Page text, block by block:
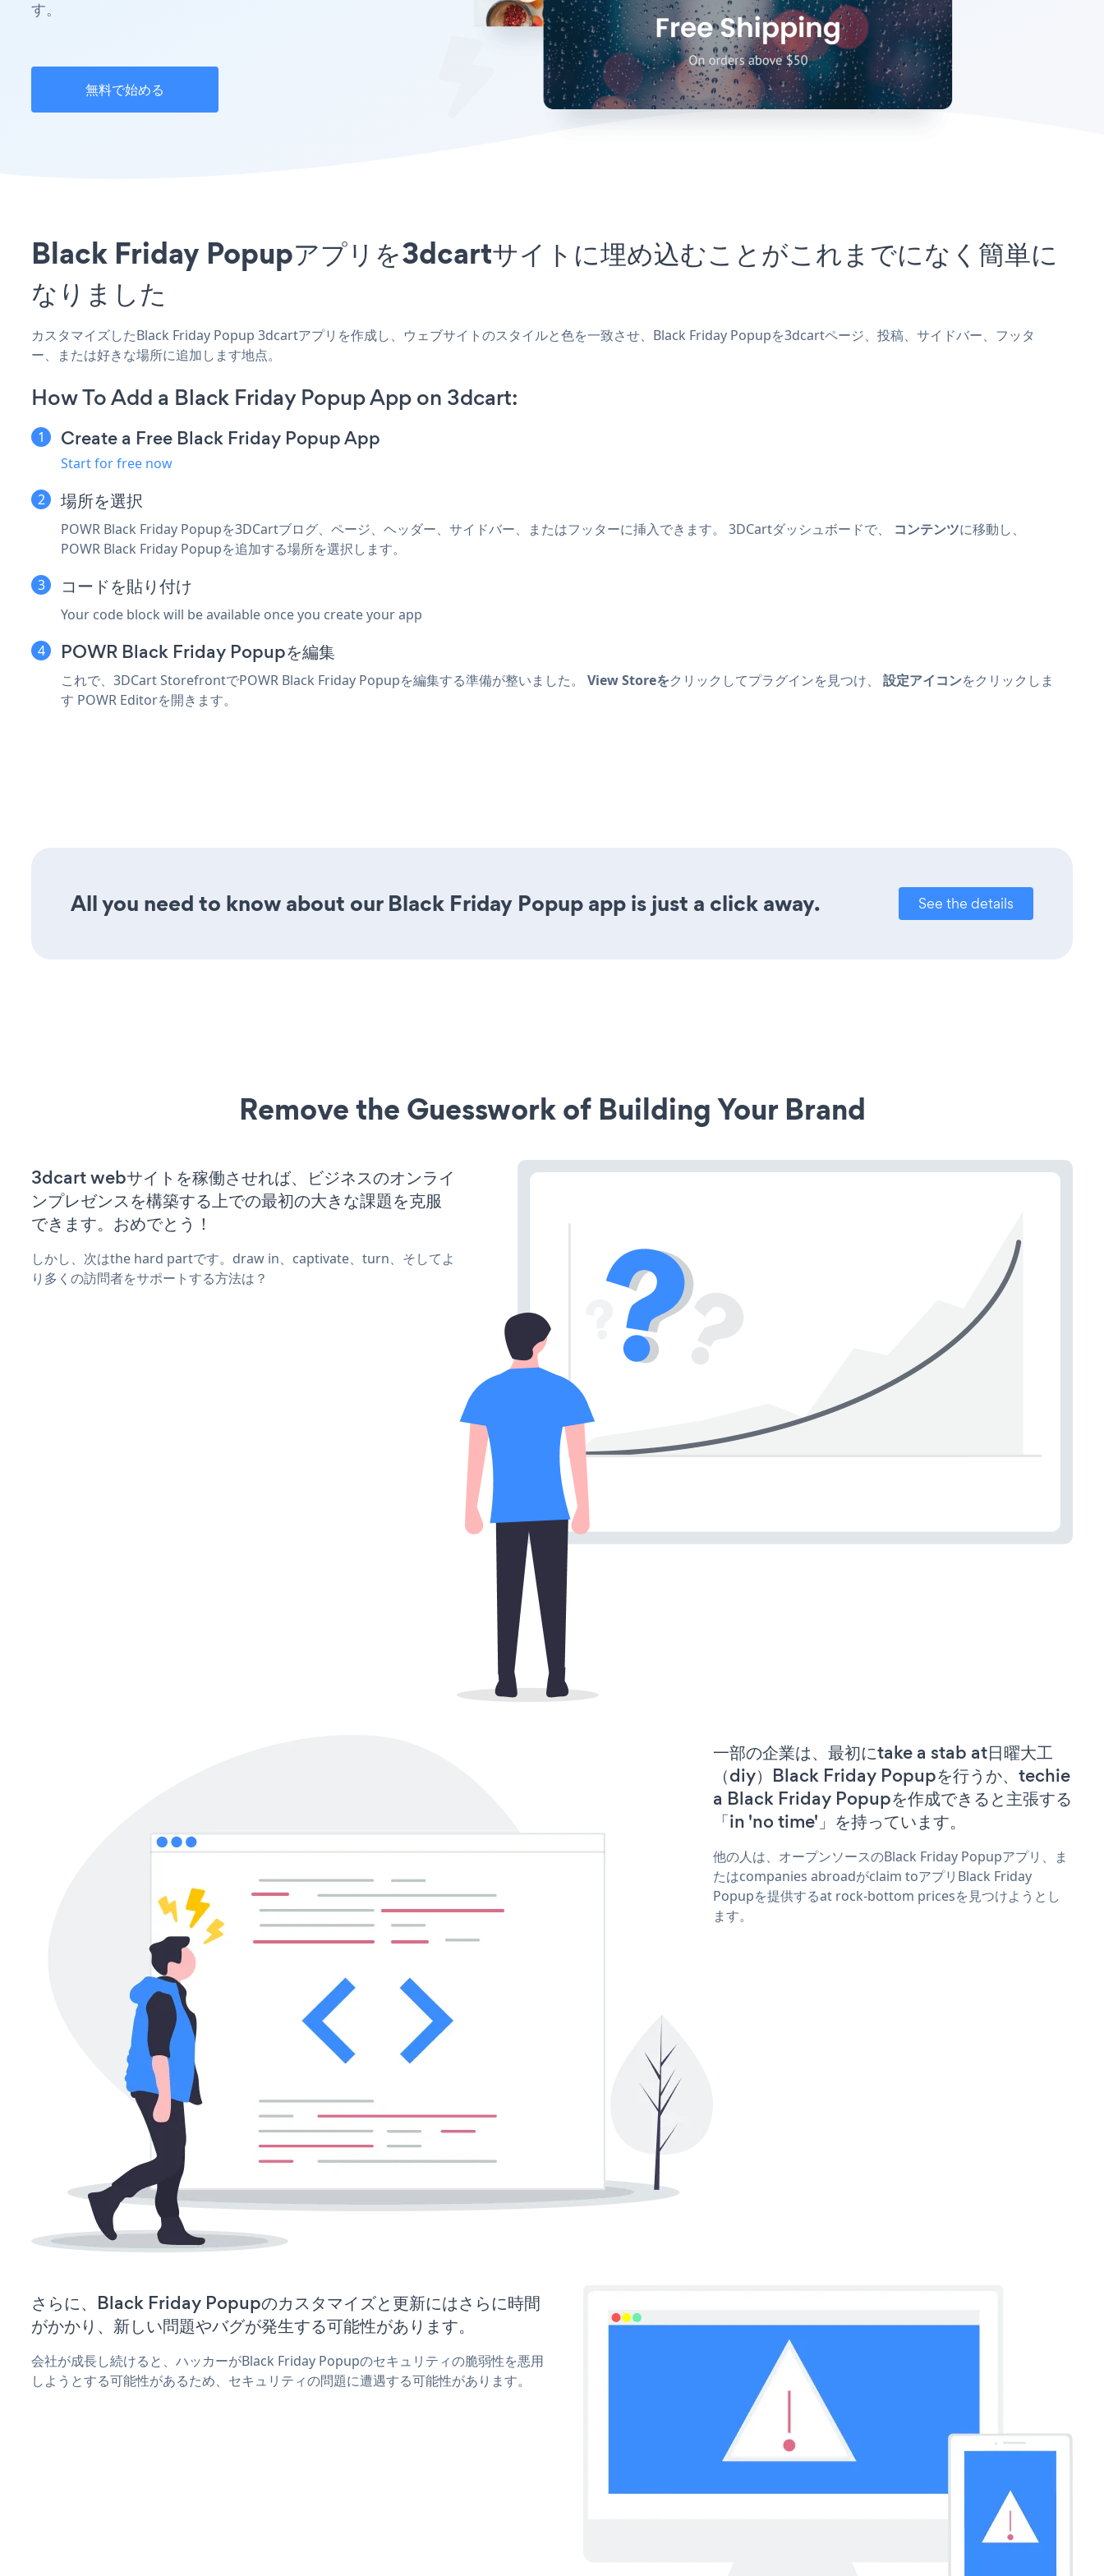
す。
無料で始める
Black Friday Popupアプリを3dcartサイトに埋め込むことがこれまでになく簡単に
なりました
カスタマイズしたBlack Friday Popup 3dcartアプリを作成し、ウェブサイトのスタイルと色を一致させ、Black Friday Popupを3dcartページ、投稿、サイドバー、フッタ
ー、または好きな場所に追加します地点。
How To Add a Black Friday Popup App on 3dcart:
Create a Free Black Friday Popup App
Start for free now
場所を選択
POWR Black Friday Popupを3DCartブログ、ページ、ヘッダー、サイドバー、またはフッターに挿入できます。 3DCartダッシュボードで、 コンテンツに移動し、
POWR Black Friday Popupを追加する場所を選択します。
コードを貼り付け
Your code block will be available once you create your app
POWR Black Friday Popupを編集
これで、3DCart StorefrontでPOWR Black Friday Popupを編集する準備が整いました。 View Storeをクリックしてプラグインを見つけ、 設定アイコンをクリックしま
す POWR Editorを開きます。
All you need to know about our Black Friday Popup app is just a click away. See the details
Remove the Guesswork of Building Your Brand
3dcart webサイトを稼働させれば、ビジネスのオンライ
ンプレゼンスを構築する上での最初の大きな課題を克服
できます。おめでとう！
しかし、次はthe hard partです。draw in、captivate、turn、そしてよ
り多くの訪問者をサポートする方法は？
一部の企業は、最初にtake a stab at日曜大工
（diy）Black Friday Popupを行うか、techie
a Black Friday Popupを作成できると主張する
「in 'no time'」を持っています。
他の人は、オープンソースのBlack Friday Popupアプリ、ま
たはcompanies abroadがclaim toアプリBlack Friday
Popupを提供するat rock-bottom pricesを見つけようとし
ます。
さらに、Black Friday Popupのカスタマイズと更新にはさらに時間
がかかり、新しい問題やバグが発生する可能性があります。
会社が成長し続けると、ハッカーがBlack Friday Popupのセキュリティの脆弱性を悪用
しようとする可能性があるため、セキュリティの問題に遭遇する可能性があります。